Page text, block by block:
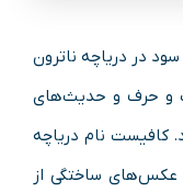
در دریاچه ناترون
و حرف و حدیث‌های
کافیست نام دریاچه
عکس‌های ساختگی از